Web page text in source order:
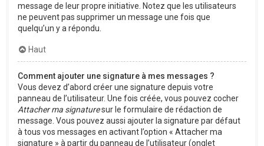
message de leur propre initiative. Notez que les utilisateurs
ne peuvent pas supprimer un message une fois que
quelqu’un y a répondu.
Haut
Comment ajouter une signature à mes messages ?
Vous devez d’abord créer une signature depuis votre
panneau de l’utilisateur. Une fois créée, vous pouvez cocher
Attacher ma signaturesur le formulaire de rédaction de
message. Vous pouvez aussi ajouter la signature par défaut
à tous vos messages en activant l’option « Attacher ma
signature » à partir du panneau de l’utilisateur (onglet